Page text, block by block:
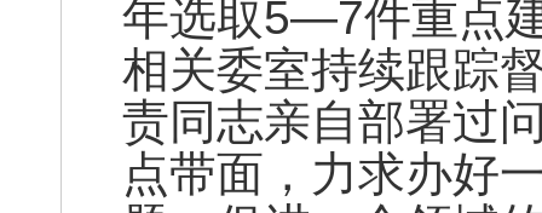
年选取5—7件重点
相关委室持续跟踪
责同志亲自部署过
点带面，力求办好